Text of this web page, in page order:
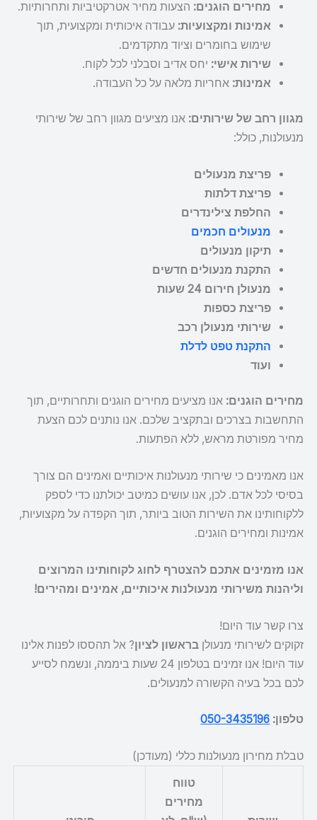
מחירים הוגנים: הצעות מחיר אטרקטיביות ותחרותיות.
אמינות ומקצועיות: עבודה איכותית ומקצועית, תוך
שימוש בחומרים וציוד מתקדמים.
שירות אישי: יחס אדיב וסבלני לכל לקוח.
אמינות: אחריות מלאה על כל העבודה.
מגוון רחב של שירותים: אנו מציעים מגוון רחב של שירותי
מנעולנות, כולל:
פריצת מנעולים
פריצת דלתות
החלפת צילינדרים
מנעולים חכמים
תיקון מנעולים
התקנת מנעולים חדשים
מנעולן חירום 24 שעות
פריצת כספות
שירותי מנעולן רכב
התקנת טפט לדלת
ועוד
מחירים הוגנים: אנו מציעים מחירים הוגנים ותחרותיים, תוך
התחשבות בצרכים ובתקציב שלכם. אנו נותנים לכם הצעת
מחיר מפורטת מראש, ללא הפתעות.
אנו מאמינים כי שירותי מנעולנות איכותיים ואמינים הם צורך
בסיסי לכל אדם. לכן, אנו עושים כמיטב יכולתנו כדי לספק
ללקוחותינו את השירות הטוב ביותר, תוך הקפדה על מקצועיות,
אמינות ומחירים הוגנים.
אנו מזמינים אתכם להצטרף לחוג לקוחותינו המרוצים
וליהנות משירותי מנעולנות איכותיים, אמינים ומהירים!
צרו קשר עוד היום!
זקוקים לשירותי מנעולן בראשון לציון? אל תהססו לפנות אלינו
עוד היום! אנו זמינים בטלפון 24 שעות ביממה, ונשמח לסייע
לכם בכל בעיה הקשורה למנעולים.
טלפון: 050-3435196
טבלת מחירון מנעולנות כללי (מעודכן)
טווח
מחירים